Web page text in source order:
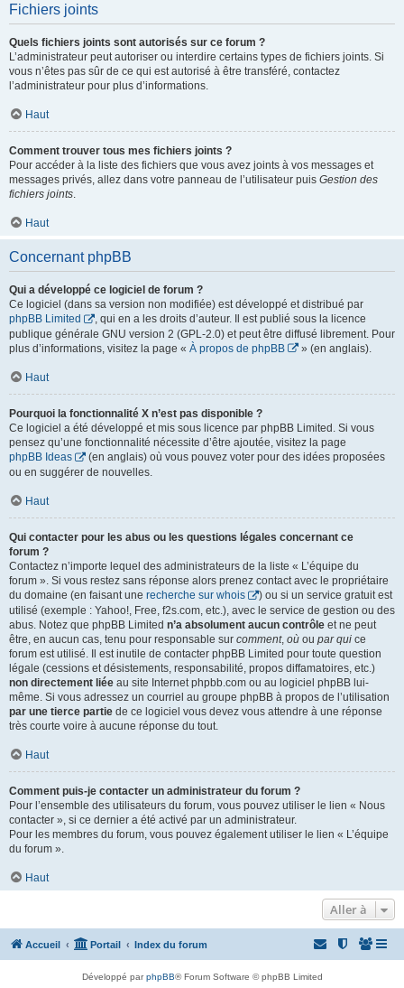
Fichiers joints
Quels fichiers joints sont autorisés sur ce forum ?
L’administrateur peut autoriser ou interdire certains types de fichiers joints. Si
vous n’êtes pas sûr de ce qui est autorisé à être transféré, contactez
l’administrateur pour plus d’informations.
Haut
Comment trouver tous mes fichiers joints ?
Pour accéder à la liste des fichiers que vous avez joints à vos messages et
messages privés, allez dans votre panneau de l’utilisateur puis Gestion des
fichiers joints.
Haut
Concernant phpBB
Qui a développé ce logiciel de forum ?
Ce logiciel (dans sa version non modifiée) est développé et distribué par
phpBB Limited
, qui en a les droits d’auteur. Il est publié sous la licence
publique générale GNU version 2 (GPL-2.0) et peut être diffusé librement. Pour
plus d’informations, visitez la page « À propos de phpBB » (en anglais).
Haut
Pourquoi la fonctionnalité X n’est pas disponible ?
Ce logiciel a été développé et mis sous licence par phpBB Limited. Si vous
pensez qu’une fonctionnalité nécessite d’être ajoutée, visitez la page
phpBB Ideas
(en anglais) où vous pouvez voter pour des idées proposées
ou en suggérer de nouvelles.
Haut
Qui contacter pour les abus ou les questions légales concernant ce
forum ?
Contactez n’importe lequel des administrateurs de la liste « L’équipe du
forum ». Si vous restez sans réponse alors prenez contact avec le propriétaire
du domaine (en faisant une recherche sur whois
) ou si un service gratuit est
utilisé (exemple : Yahoo!, Free, f2s.com, etc.), avec le service de gestion ou des
abus. Notez que phpBB Limited n’a absolument aucun contrôle et ne peut
être, en aucun cas, tenu pour responsable sur comment, où ou par qui ce
forum est utilisé. Il est inutile de contacter phpBB Limited pour toute question
légale (cessions et désistements, responsabilité, propos diffamatoires, etc.)
non directement liée au site Internet phpbb.com ou au logiciel phpBB lui-
même. Si vous adressez un courriel au groupe phpBB à propos de l’utilisation
par une tierce partie de ce logiciel vous devez vous attendre à une réponse
très courte voire à aucune réponse du tout.
Haut
Comment puis-je contacter un administrateur du forum ?
Pour l’ensemble des utilisateurs du forum, vous pouvez utiliser le lien « Nous
contacter », si ce dernier a été activé par un administrateur.
Pour les membres du forum, vous pouvez également utiliser le lien « L’équipe
du forum ».
Haut
Aller à
Accueil Portail Index du forum
Développé parphpBB® Forum Software © phpBB Limited